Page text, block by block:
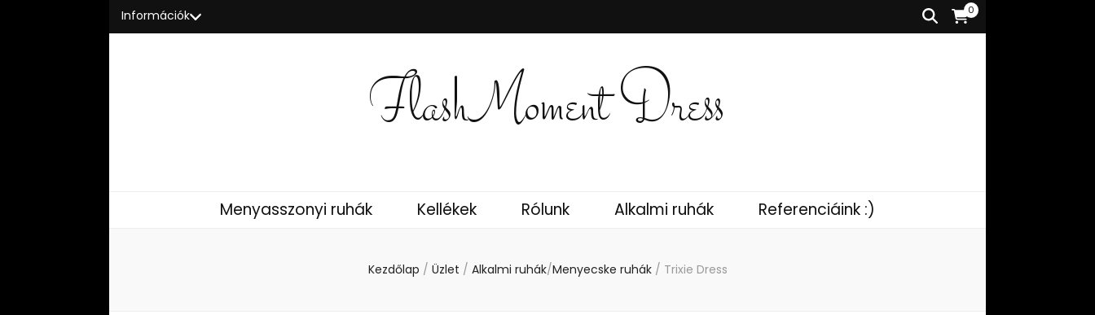
Információk 0
FlashMoment Dress
Menyasszonyi ruhák Kellékek Rólunk Alkalmi ruhák Referenciáink :)
Kezdőlap / Üzlet / Alkalmi ruhák/Menyecske ruhák / Trixie Dress